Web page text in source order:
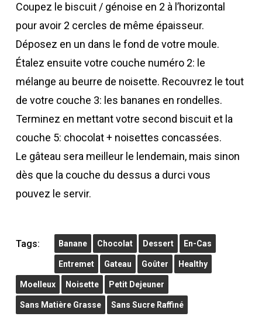
Coupez le biscuit / génoise en 2 à l’horizontal
pour avoir 2 cercles de même épaisseur.
Déposez en un dans le fond de votre moule.
Étalez ensuite votre couche numéro 2: le
mélange au beurre de noisette. Recouvrez le tout
de votre couche 3: les bananes en rondelles.
Terminez en mettant votre second biscuit et la
couche 5: chocolat + noisettes concassées.
Le gâteau sera meilleur le lendemain, mais sinon
dès que la couche du dessus a durci vous
pouvez le servir.
Tags: Banane Chocolat Dessert En-Cas
Entremet Gateau Goûter Healthy
Moelleux Noisette Petit Dejeuner
Sans Matière Grasse Sans Sucre Raffiné